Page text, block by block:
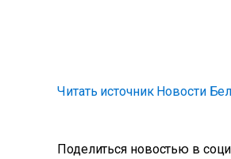
Читать источник Новости
Поделиться новостью в